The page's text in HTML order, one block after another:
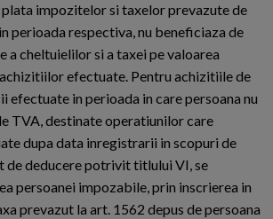
impozitelor si taxelor prevazute de
perioada respectiva, nu beneficiaza de
a cheltuielilor si a taxei pe valoarea
efectuate. Pentru achizitiile de
efectuate in perioada in care persoana nu
TVA, destinate operatiunilor care
dupa data inregistrarii in scopuri de
de deducere potrivit titlului VI, se
persoanei impozabile, prin inscrierea in
prevazut la art. 1562 depus de persoana